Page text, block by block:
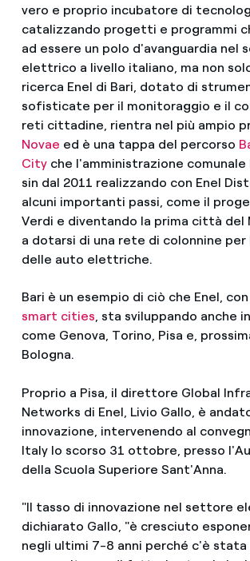
vero e proprio incubatore di
catalizzando progetti e programmi
ad essere un polo d'avanguardia nel
elettrico a livello italiano, ma non
ricerca Enel di Bari, dotato di
sofisticate per il monitoraggio e il
reti cittadine, rientra nel più ampio
Novae ed è una tappa del percorso
Cityche l'amministrazione comunale
sin dal 2011 realizzando con Enel
alcuni importanti passi, come il
Verdi e diventando la prima città del
a dotarsi di una rete di colonnine per
delle auto elettriche.
Bari è un esempio di ciò che Enel,
smart cities, sta sviluppando anche
come Genova, Torino, Pisa e,
Bologna.
Proprio a Pisa, il direttore Global
Networks di Enel, Livio Gallo, è
innovazione, intervenendo al
Italy lo scorso 31 ottobre, presso
della Scuola Superiore Sant'Anna.
"Il tasso di innovazione nel settore
dichiarato Gallo, "è cresciuto
negli ultimi 7-8 anni perché c'è stata